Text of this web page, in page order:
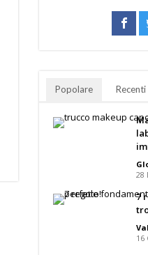
Popolare Recenti
28
7
16